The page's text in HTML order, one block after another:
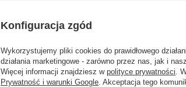
Konfiguracja zgód
Wykorzystujemy pliki cookies do prawidłowego
działania marketingowe - zarówno przez nas, jak i
Więcej informacji znajdziesz w polityce prywatności.
Prywatność i warunki Google. Akceptacja tego